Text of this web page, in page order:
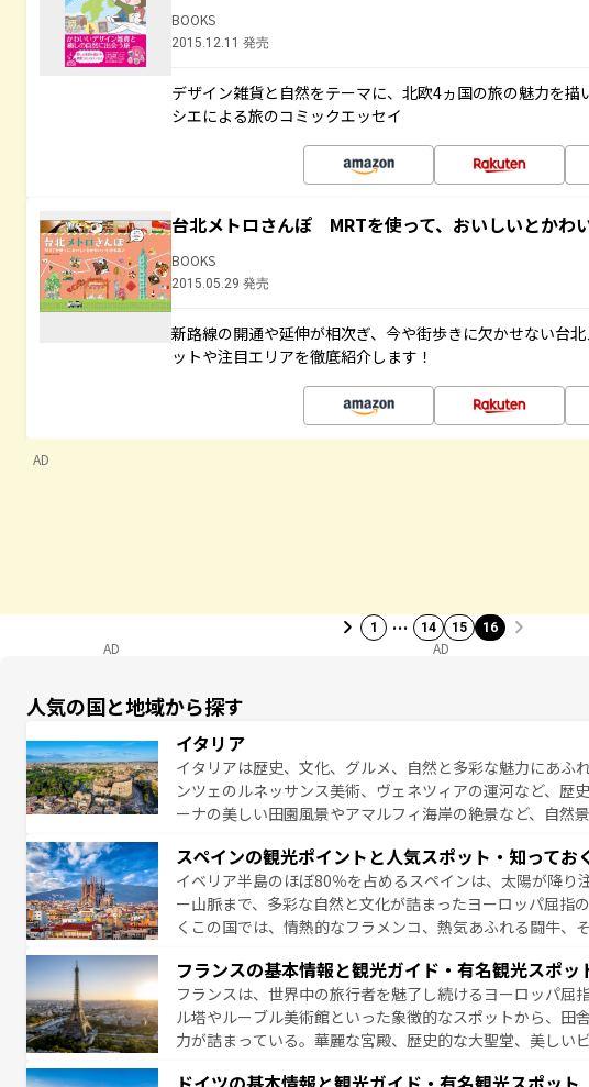
BOOKS
2015.12.11 発売
デザイン雑貨と自然をテーマに、北欧4ヵ国の旅の魅力を
シエによる旅のコミックエッセイ
台北メトロさんぽ MRTを使って、おいしいとかわ
BOOKS
2015.05.29 発売
新路線の開通や延伸が相次ぎ、今や街歩きに欠かせない台
ットや注目エリアを徹底紹介します！
AD
1 … 14 15 16
AD AD
人気の国と地域から探す
イタリア
イタリアは歴史、文化、グルメ、自然と多彩な魅力にあふれ
ンツェのルネッサンス美術、ヴェネツィアの運河など、歴
ーナの美しい田園風景やアマルフィ海岸の絶景など、自然
夜眠るまで、すべての瞬間を楽しませてくれるイタリアで
なお、新着のイタリア情報はコンテンツ一覧を参照してほ
スペインの観光ポイントと人気スポット・知ってお
イベリア半島のほぼ80％を占めるスペインは、太陽が降り
ー山脈まで、多彩な自然と文化が詰まったヨーロッパ屈指
くこの国では、情熱的なフラメンコ、熱気あふれる闘牛、
ら、地方では古代ローマ遺跡や中世の城塞都市、穏やかな
せる。地方によって風土や気候が異なるスペインはその個性で
新着のスペイン情報はコンテンツ一覧を参照してほしい。
フランスの基本情報と観光ガイド・有名観光スポッ
フランスは、世界中の旅行者を魅了し続けるヨーロッパ屈
ル塔やルーブル美術館といった象徴的なスポットから、田
力が詰まっている。華麗な宮殿、歴史的な大聖堂、美しい